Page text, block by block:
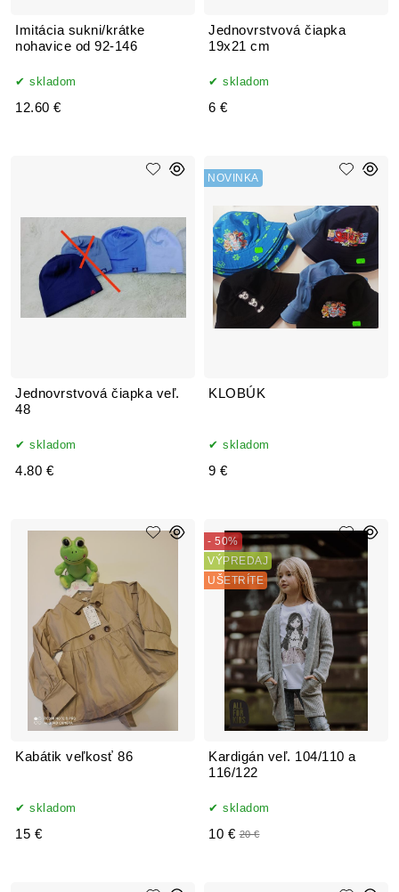
Imitácia sukni/krátke
nohavice od 92-146
skladom
12.60 €
Jednovrstvová čiapka
19x21 cm
skladom
6 €
Jednovrstvová čiapka veľ.
48
skladom
4.80 €
KLOBÚK
NOVINKA
skladom
9 €
Kabátik veľkosť 86
skladom
15 €
Kardigán veľ. 104/110 a
116/122
- 50%
VÝPREDAJ
UŠETRÍTE
skladom
10 € 20 €